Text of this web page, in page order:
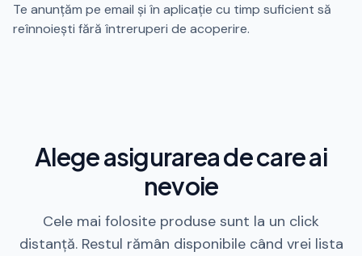
Te anunțăm pe email și în aplicație cu timp suficient să
reînnoiești fără întreruperi de acoperire.
Alege asigurarea de care ai
nevoie
Cele mai folosite produse sunt la un click
distanță. Restul rămân disponibile când vrei lista